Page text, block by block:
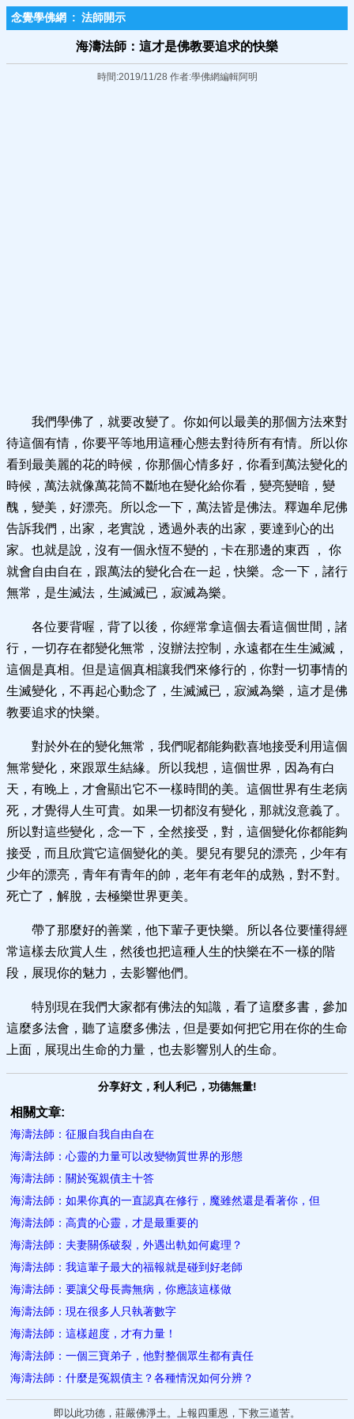
念覺學佛網 : 法師開示
海濤法師：這才是佛教要追求的快樂
時間:2019/11/28 作者:學佛網編輯阿明
我們學佛了，就要改變了。你如何以最美的那個方法來對
待這個有情，你要平等地用這種心態去對待所有有情。所以你
看到最美麗的花的時候，你那個心情多好，你看到萬法變化的
時候，萬法就像萬花筒不斷地在變化給你看，變亮變暗，變
醜，變美，好漂亮。所以念一下，萬法皆是佛法。釋迦牟尼佛
告訴我們，出家，老實說，透過外表的出家，要達到心的出
家。也就是說，沒有一個永恆不變的，卡在那邊的東西 ， 你
就會自由自在，跟萬法的變化合在一起，快樂。念一下，諸行
無常，是生滅法，生滅滅已，寂滅為樂。
各位要背喔，背了以後，你經常拿這個去看這個世間，諸
行，一切存在都變化無常，沒辦法控制，永遠都在生生滅滅，
這個是真相。但是這個真相讓我們來修行的，你對一切事情的
生滅變化，不再起心動念了，生滅滅已，寂滅為樂，這才是佛
教要追求的快樂。
對於外在的變化無常，我們呢都能夠歡喜地接受利用這個
無常變化，來跟眾生結緣。所以我想，這個世界，因為有白
天，有晚上，才會顯出它不一樣時間的美。這個世界有生老病
死，才覺得人生可貴。如果一切都沒有變化，那就沒意義了。
所以對這些變化，念一下，全然接受，對，這個變化你都能夠
接受，而且欣賞它這個變化的美。嬰兒有嬰兒的漂亮，少年有
少年的漂亮，青年有青年的帥，老年有老年的成熟，對不對。
死亡了，解脫，去極樂世界更美。
帶了那麼好的善業，他下輩子更快樂。所以各位要懂得經
常這樣去欣賞人生，然後也把這種人生的快樂在不一樣的階
段，展現你的魅力，去影響他們。
特別現在我們大家都有佛法的知識，看了這麼多書，參加
這麼多法會，聽了這麼多佛法，但是要如何把它用在你的生命
上面，展現出生命的力量，也去影響別人的生命。
分享好文，利人利己，功德無量!
相關文章:
海濤法師：征服自我自由自在
海濤法師：心靈的力量可以改變物質世界的形態
海濤法師：關於冤親債主十答
海濤法師：如果你真的一直認真在修行，魔雖然還是看著你，但
海濤法師：高貴的心靈，才是最重要的
海濤法師：夫妻關係破裂，外遇出軌如何處理？
海濤法師：我這輩子最大的福報就是碰到好老師
海濤法師：要讓父母長壽無病，你應該這樣做
海濤法師：現在很多人只執著數字
海濤法師：這樣超度，才有力量！
海濤法師：一個三寶弟子，他對整個眾生都有責任
海濤法師：什麼是冤親債主？各種情況如何分辨？
即以此功德，莊嚴佛淨土。上報四重恩，下救三道苦。